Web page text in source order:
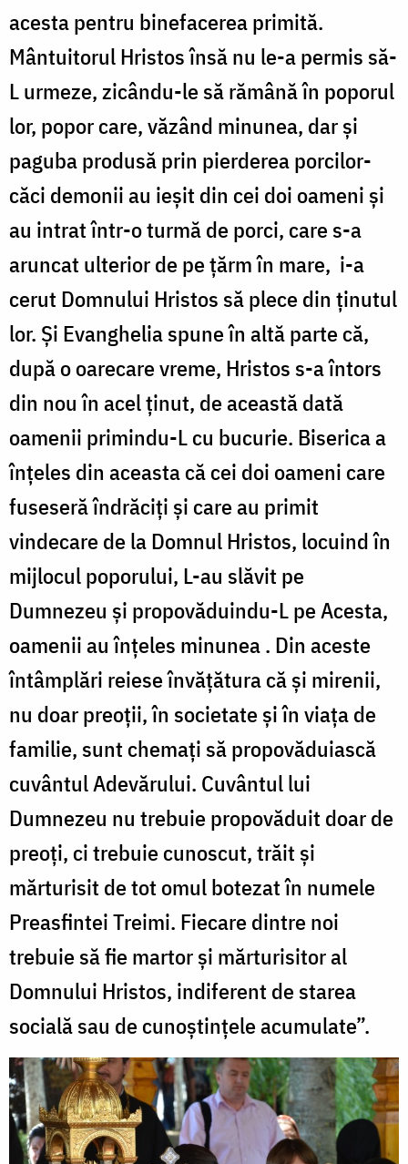
acesta pentru binefacerea primită.
Mântuitorul Hristos însă nu le-a permis să-
L urmeze, zicându-le să rămână în poporul
lor, popor care, văzând minunea, dar și
paguba produsă prin pierderea porcilor-
căci demonii au ieșit din cei doi oameni și
au intrat într-o turmă de porci, care s-a
aruncat ulterior de pe țărm în mare, i-a
cerut Domnului Hristos să plece din ținutul
lor. Și Evanghelia spune în altă parte că,
după o oarecare vreme, Hristos s-a întors
din nou în acel ținut, de această dată
oamenii primindu-L cu bucurie. Biserica a
înțeles din aceasta că cei doi oameni care
fuseseră îndrăciți și care au primit
vindecare de la Domnul Hristos, locuind în
mijlocul poporului, L-au slăvit pe
Dumnezeu și propovăduindu-L pe Acesta,
oamenii au înțeles minunea . Din aceste
întâmplări reiese învățătura că și mirenii,
nu doar preoții, în societate și în viața de
familie, sunt chemați să propovăduiască
cuvântul Adevărului. Cuvântul lui
Dumnezeu nu trebuie propovăduit doar de
preoți, ci trebuie cunoscut, trăit și
mărturisit de tot omul botezat în numele
Preasfintei Treimi. Fiecare dintre noi
trebuie să fie martor și mărturisitor al
Domnului Hristos, indiferent de starea
socială sau de cunoștințele acumulate”.